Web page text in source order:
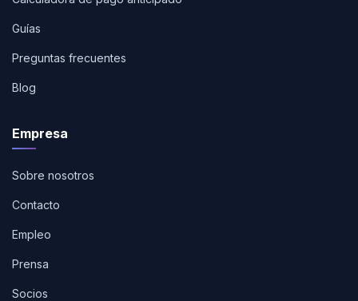
Guías
Preguntas frecuentes
Blog
Empresa
Sobre nosotros
Contacto
Empleo
Prensa
Socios